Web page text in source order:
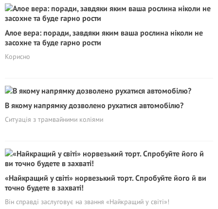
Алое вера: поради, завдяки яким ваша рослина ніколи не
засохне та буде гарно рости
Корисно
В якому напрямку дозволено рухатися автомобілю?
Cитуація з трамвайними коліями
«Найкращий у світі» норвезький торт. Спробуйте його й ви
точно будете в захваті!
Він справді заслуговує на звання «Найкращий у світі»!